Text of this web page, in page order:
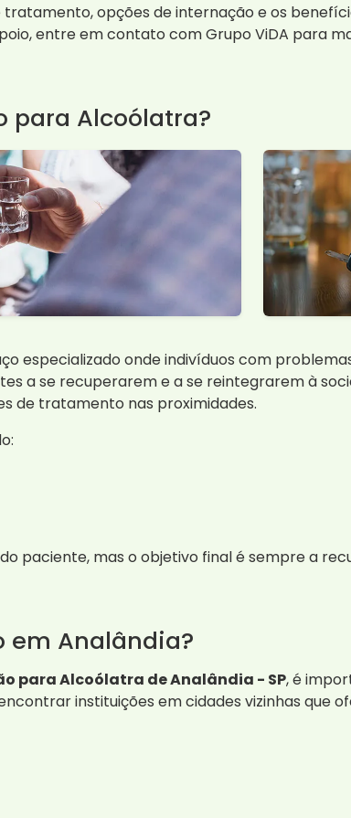
opções de internação e os
entre em contato com Grupo ViDA para
para Alcoólatra?
especializado onde indivíduos com
a se recuperarem e a se reintegrarem à
de tratamento nas proximidades.
paciente, mas o objetivo final é sempre a
em Analândia?
para Alcoólatra de Analândia - SP, é
instituições em cidades vizinhas que